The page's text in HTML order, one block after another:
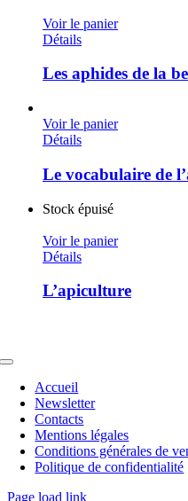
Voir le panier
Détails
Les aphides de la
Voir le panier
Détails
Le vocabulaire de
Stock épuisé
Voir le panier
Détails
L’apiculture
Toggle
NavigationAccueil
Newsletter
Contacts
Mentions légales
Conditions générales de
Politique de confidentialité
Page load link